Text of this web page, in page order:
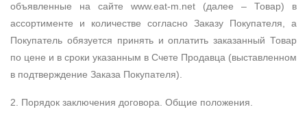
объявленные на сайте www.eat-m.net (далее – Товар) в
ассортименте и количестве согласно Заказу Покупателя, а
Покупатель обязуется принять и оплатить заказанный Товар
по цене и в сроки указанным в Счете Продавца (выставленном
в подтверждение Заказа Покупателя).
2. Порядок заключения договора. Общие положения.